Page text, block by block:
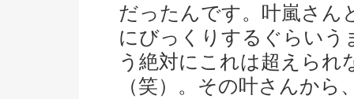
だったんです。叶嵐さん
にびっくりするぐらいう
う絶対にこれは超えられ
（笑）。その叶さんか